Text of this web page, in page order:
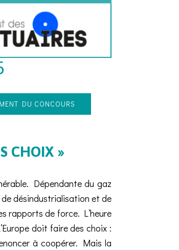
DU CONCOURS
CHOIX »
Dépendante du gaz
désindustrialisation et de
rapports de force. L’heure
doit faire des choix :
à coopérer. Mais la